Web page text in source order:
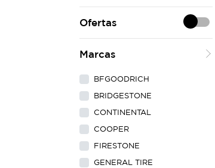
Ofertas
Marcas
BFGOODRICH
BRIDGESTONE
CONTINENTAL
COOPER
FIRESTONE
GENERAL TIRE